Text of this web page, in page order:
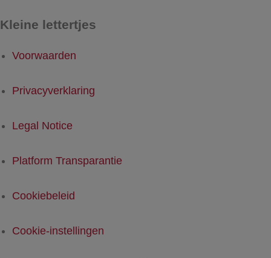
Kleine lettertjes
Voorwaarden
Privacyverklaring
Legal Notice
Platform Transparantie
Cookiebeleid
Cookie-instellingen